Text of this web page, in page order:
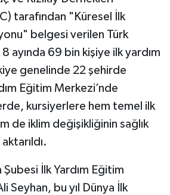
tarafından "Küresel İlk
belgesi verilen Türk
8 ayında 69 bin kişiye ilk yardım
genelinde 22 şehirde
Eğitim Merkezi’nde
kursiyerlere hem temel ilk
de iklim değişikliğinin sağlık
Şubesi İlk Yardım Eğitim
Seyhan, bu yıl Dünya İlk